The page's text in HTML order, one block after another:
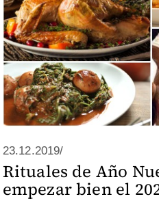
23.12.2019/
Rituales de Año
empezar bien el